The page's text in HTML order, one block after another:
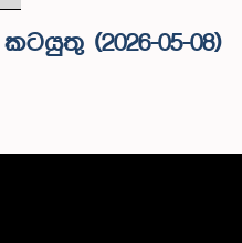
(2026-05-08)